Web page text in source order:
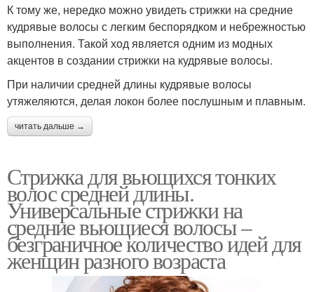
К тому же, нередко можно увидеть стрижки на средние
кудрявые волосы с легким беспорядком и небрежностью
выполнения. Такой ход является одним из модных
акцентов в создании стрижки на кудрявые волосы.
При наличии средней длины кудрявые волосы
утяжеляются, делая локон более послушным и плавным.
читать дальше →
Стрижка для вьющихся тонких
волос средней длины.
Универсальные стрижки на
средние вьющиеся волосы –
безграничное количество идей для
женщин разного возраста